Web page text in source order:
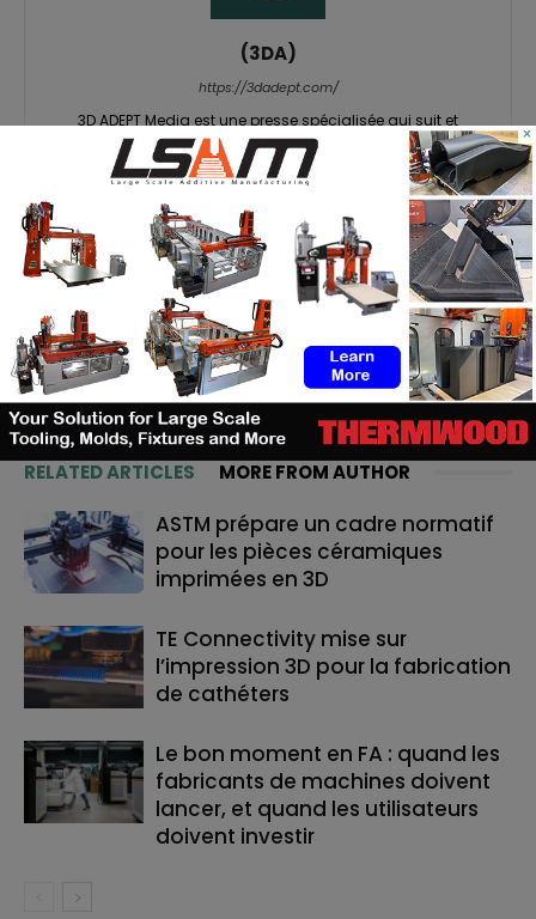
(3DA)
https://3dadept.com/
3D ADEPT Media est une presse spécialisée qui suit et
analyse les dernières tendances de l’industrie de la
fabrication additive (FA). En tant que ressource de haute
qualité et précise sur la fabrication additive, nous sommes
fiers de fournir des informations actualisées sur lesquelles
vous pouvez compter grâce à notre média en ligne et à
notre magazine imprimé et numérique interactif 3D ADEPT
Mag. Les contenus de 3D ADEPT sont disponibles en anglais
et en français.
RELATED ARTICLES MORE FROM AUTHOR
ASTM prépare un cadre normatif
pour les pièces céramiques
imprimées en 3D
TE Connectivity mise sur
l’impression 3D pour la fabrication
de cathéters
Le bon moment en FA : quand les
fabricants de machines doivent
lancer, et quand les utilisateurs
doivent investir
×